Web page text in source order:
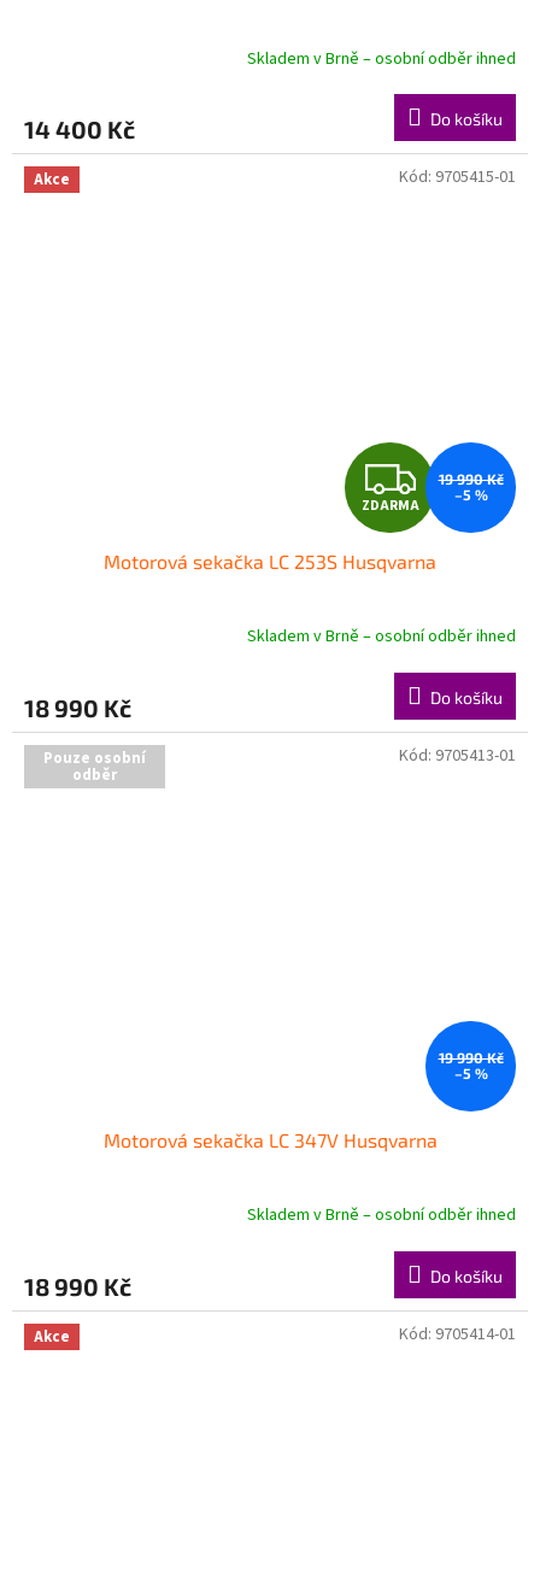
R
M
A
Skladem v Brně – osobní odběr ihned
14 400 Kč Do košíku
Akce
Z
D
A
R
M
A
ZDARMA
19 990 Kč
–5 %
Motorová sekačka LC 253S Husqvarna
Skladem v Brně – osobní odběr ihned
18 990 Kč Do košíku
Kód: 9705415-01
Pouze osobní
odběr
19 990 Kč
–5 %
Motorová sekačka LC 347V Husqvarna
Skladem v Brně – osobní odběr ihned
18 990 Kč Do košíku
Kód: 9705413-01
Akce Kód: 9705414-01